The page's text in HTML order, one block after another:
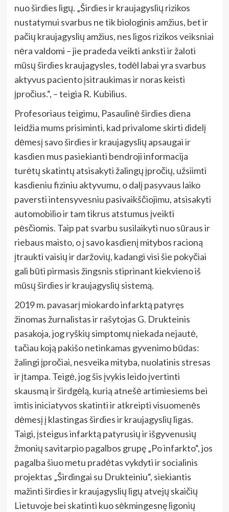
nuo širdies ligų. „Širdies ir kraujagyslių rizikos
nustatymui svarbus ne tik biologinis amžius, bet ir
pačių kraujagyslių amžius, nes ligos rizikos veiksniai
nėra valdomi – jie pradeda veikti anksti ir žaloti
mūsų širdies kraujagysles, todėl labai yra svarbus
aktyvus paciento įsitraukimas ir noras keisti
įpročius.“, – teigia R. Kubilius.
Profesoriaus teigimu, Pasaulinė širdies diena
leidžia mums prisiminti, kad privalome skirti didelį
dėmesį savo širdies ir kraujagyslių apsaugai ir
kasdien mus pasiekianti bendroji informacija
turėtų skatintų atsisakyti žalingų įpročių, užsiimti
kasdieniu fiziniu aktyvumu, o dalį pasyvaus laiko
paversti intensyvesniu pasivaikščiojimu, atsisakyti
automobilio ir tam tikrus atstumus įveikti
pėsčiomis. Taip pat svarbu susilaikyti nuo sūraus ir
riebaus maisto, o į savo kasdienį mitybos racioną
įtraukti vaisių ir daržovių, kadangi visi šie pokyčiai
gali būti pirmasis žingsnis stiprinant kiekvieno iš
mūsų širdies ir kraujagyslių sistemą.
2019 m. pavasarį miokardo infarktą patyręs
žinomas žurnalistas ir rašytojas G. Drukteinis
pasakoja, jog ryškių simptomų niekada nejautė,
tačiau koją pakišo netinkamas gyvenimo būdas:
žalingi įpročiai, nesveika mityba, nuolatinis stresas
ir įtampa. Teigė, jog šis įvykis leido įvertinti
skausmą ir širdgėlą, kurią atnešė artimiesiems bei
imtis iniciatyvos skatinti ir atkreipti visuomenės
dėmesį į klastingas širdies ir kraujagyslių ligas.
Taigi, įsteigus infarktą patyrusių ir išgyvenusių
žmonių savitarpio pagalbos grupę „Po infarkto“, jos
pagalba šiuo metu pradėtas vykdyti ir socialinis
projektas „Širdingai su Drukteiniu“, siekiantis
mažinti širdies ir kraujagyslių ligų atvejų skaičių
Lietuvoje bei skatinti kuo sėkmingesnę ligonių